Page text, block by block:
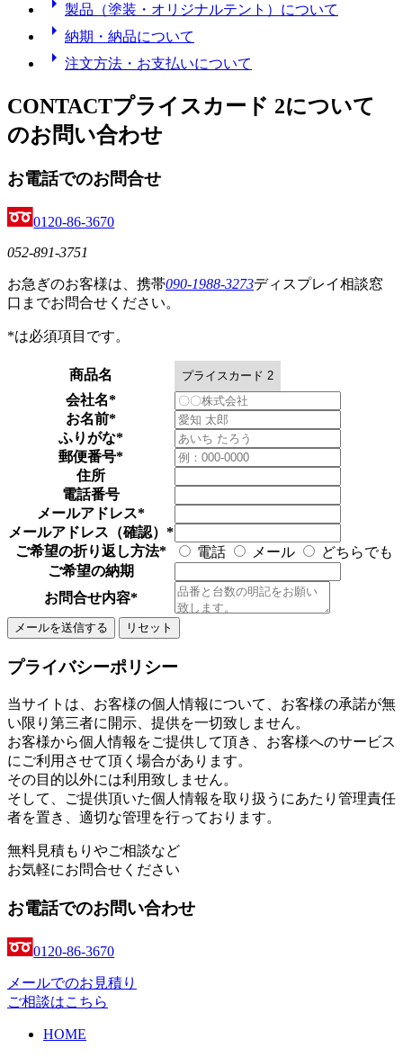
製品（塗装・オリジナルテント）について
arrow_right 納期・納品について
arrow_right 注文方法・お支払いについて
CONTACTプライスカード 2について
のお問い合わせ
お電話でのお問合せ
0120-86-3670
052-891-3751
お急ぎのお客様は、携帯090-1988-3273ディスプレイ相談窓
口までお問合せください。
*は必須項目です。
商品名
会社名*
お名前*
ふりがな*
郵便番号*
住所
電話番号
メールアドレス*
メールアドレス（確認） *
ご希望の折り返し方法* 電話 メール
どちらでも
ご希望の納期
お問合せ内容*
プライバシーポリシー
当サイトは、お客様の個人情報について、お客様の承諾が無
い限り第三者に開示、提供を一切致しません。
お客様から個人情報をご提供して頂き、お客様へのサービス
にご利用させて頂く場合があります。
その目的以外には利用致しません。
そして、ご提供頂いた個人情報を取り扱うにあたり管理責任
者を置き、適切な管理を行っております。
無料見積もりやご相談など
お気軽にお問合せください
お電話でのお問い合わせ
0120-86-3670
メールでのお見積り
ご相談はこちら
HOME